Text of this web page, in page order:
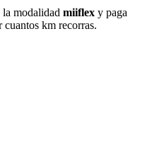
modalidad miiflex y paga
km recorras.